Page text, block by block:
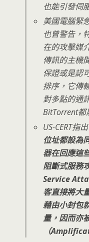
也能引發伺
美國電腦緊
也曾警告，
在的攻擊媒
傳訊的主機
保證或是認
排序，它傳
對多點的通
BitTorrent都
US-CERT指
位址都設為
器在回應這
阻斷式服務
Service
客直接將大
藉由小封包
量，因而亦
（